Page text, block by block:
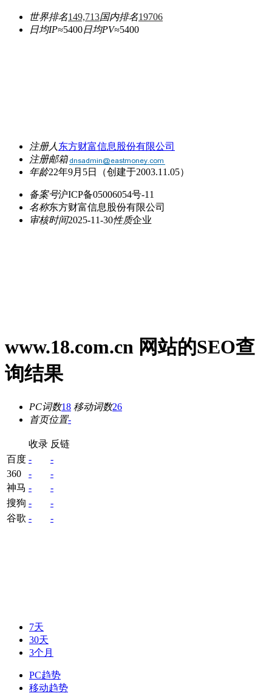
世界排名149,713国内排名19706
日均IP≈5400日均PV≈5400
注册人 东方财富信息股份有限公司
注册邮箱
年龄22年9月5日 （创建于2003.11.05）
备案号沪ICP备05006054号-11
名称东方财富信息股份有限公司
审核时间2025-11-30性质企业
www.18.com.cn 网站的SEO查
询结果
PC词数18 移动词数26
首页位置-
收录 反链
百度 -
-
360
-
-
神马 -
-
搜狗 -
-
谷歌 - -
7天
30天
3个月
PC趋势
移动趋势